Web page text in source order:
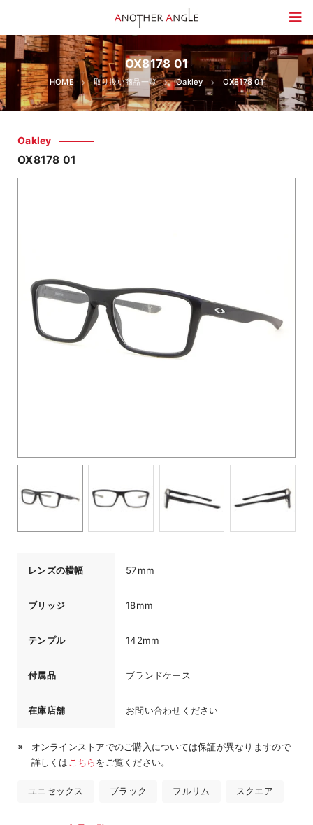
OX8178 01
HOME 取り扱い商品一覧 Oakley OX8178 01
Oakley
OX8178 01
レンズの横幅 57mm
ブリッジ 18mm
テンプル 142mm
付属品 ブランドケース
在庫店舗 お問い合わせください
オンラインストアでのご購入については保証が異なりますので
詳しくは こちらをご覧ください。
ユニセックス ブラック フルリム スクエア